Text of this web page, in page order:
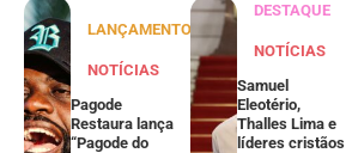
LANÇAMENTOS
NOTÍCIAS
Pagode
Restaura lança
“Pagode do
DESTAQUE
NOTÍCIAS
Samuel
Eleotério,
Thalles Lima e
líderes cristãos